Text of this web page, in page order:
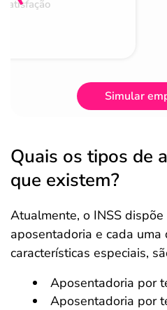
Simular
Quais os tipos de
que existem?
Atualmente, o INSS
aposentadoria e cada
características especiais,
Aposentadoria por
Aposentadoria por